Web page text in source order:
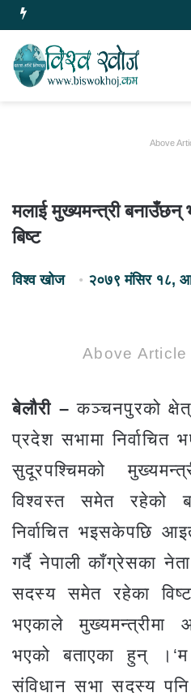
Above
मलाई मुख्यमन्त्री बनाउँछन्
बिष्ट
विश्व खोज २०७९ मंसिर १८,
Above Article
बेलौरी – कञ्चनपुरको
प्रदेश सभामा निर्वाचित
सुदूरपश्चिमको
विश्वस्त समेत
निर्वाचित भइसकेपछि
गर्दै नेपाली काँग्रेसका
सदस्य समेत रहेका
भएकाले मुख्यमन्त्रीमा
भएको बताएका हुन्
संविधान सभा सदस्य